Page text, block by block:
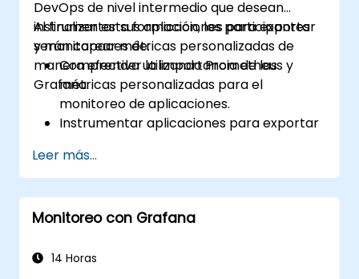
DevOps de nivel intermedio que desean
instrumentar sus aplicaciones para exportar
y monitorear métricas personalizadas de
manera efectiva utilizando Prometheus y
Grafana.
Al finalizar esta formación, los participantes
serán capaces de:
Comprender la importancia de las
métricas personalizadas para el
monitoreo de aplicaciones.
Instrumentar aplicaciones para exportar
Crear y configurar paneles en Grafana
para visualizar las métricas
personalizadas.
Aplicar las mejores prácticas para
del desarrollo.
Leer más...
Monitoreo con Grafana
14 Horas